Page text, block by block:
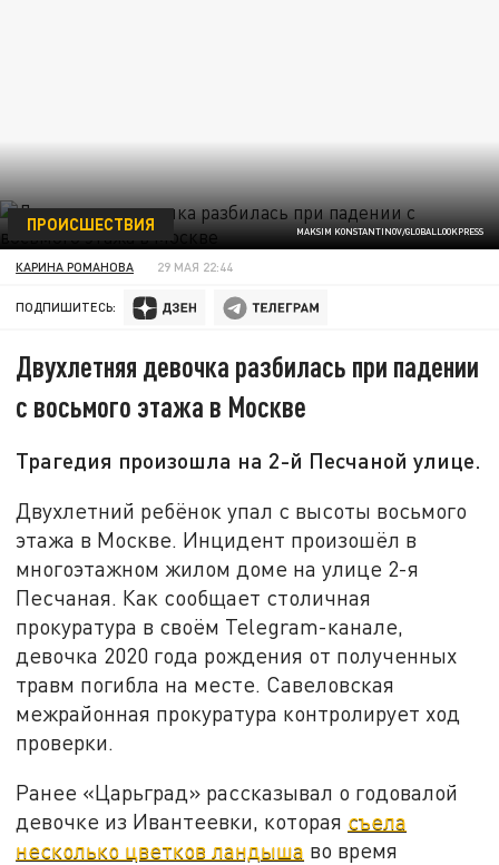
MAKSIM KONSTANTINOV/GLOBALLOOKPRESS
ПРОИСШЕСТВИЯ
КАРИНА РОМАНОВА 29 МАЯ 22:44
ПОДПИШИТЕСЬ:
Двухлетняя девочка разбилась при падении
с восьмого этажа в Москве
Трагедия произошла на 2-й Песчаной улице.
Двухлетний ребёнок упал с высоты восьмого
этажа в Москве. Инцидент произошёл в
многоэтажном жилом доме на улице 2-я
Песчаная. Как сообщает столичная
прокуратура в своём Telegram-канале,
девочка 2020 года рождения от полученных
травм погибла на месте. Савеловская
межрайонная прокуратура контролирует ход
проверки.
Ранее «Царьград» рассказывал о годовалой
девочке из Ивантеевки, которая съела
несколько цветков ландыша во время